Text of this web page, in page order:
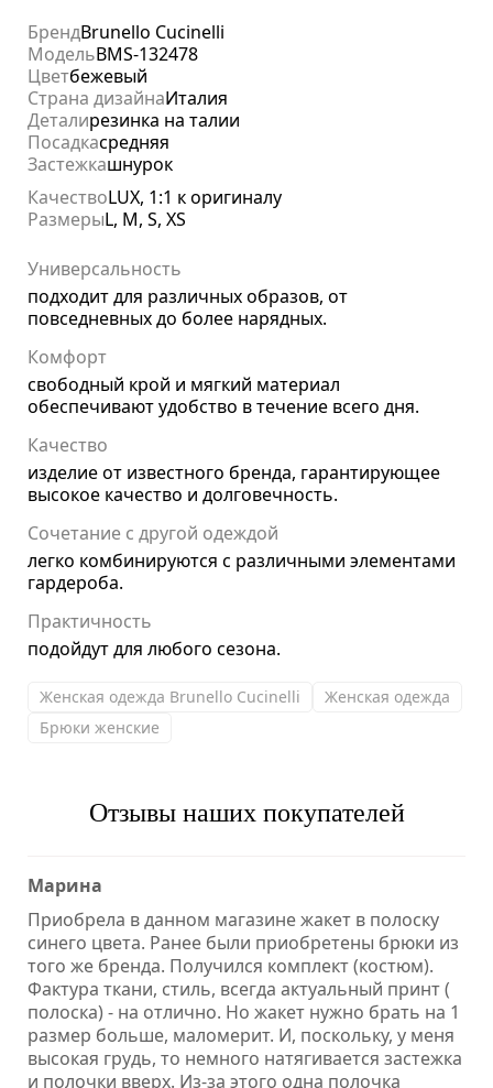
БрендBrunello Cucinelli
МодельBMS-132478
Цветбежевый
Страна дизайнаИталия
Деталирезинка на талии
Посадкасредняя
Застежкашнурок
КачествоLUX, 1:1 к оригиналу
РазмерыL, M, S, XS
Универсальность
подходит для различных образов, от
повседневных до более нарядных.
Комфорт
свободный крой и мягкий материал
обеспечивают удобство в течение всего дня.
Качество
изделие от известного бренда, гарантирующее
высокое качество и долговечность.
Сочетание с другой одеждой
легко комбинируются с различными элементами
гардероба.
Практичность
подойдут для любого сезона.
Женская одежда Brunello Cucinelli
Женская одежда
Брюки женские
Отзывы наших покупателей
Марина
Приобрела в данном магазине жакет в полоску
синего цвета. Ранее были приобретены брюки из
того же бренда. Получился комплект (костюм).
Фактура ткани, стиль, всегда актуальный принт (
полоска) - на отлично. Но жакет нужно брать на 1
размер больше, маломерит. И, поскольку, у меня
высокая грудь, то немного натягивается застежка
и полочки вверх. Из-за этого одна полочка